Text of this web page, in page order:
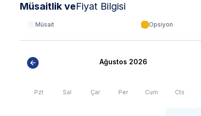
Müsaitlik veFiyat Bilgisi
Müsait Opsiyon
Ağustos 2026
Pzt Sal Çar Per Cum Cts